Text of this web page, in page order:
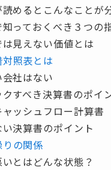
るとこんなことが
ておくべき３つの
えない価値とは
照表とは
社はない
べき決算書のポイ
シュフロー計算書
算書のポイント
の関係
はどんな状態？